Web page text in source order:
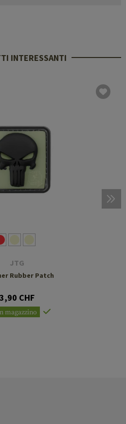
INTERESSANTI
JTG
Rubber Patch
3,90 CHF
magazzino